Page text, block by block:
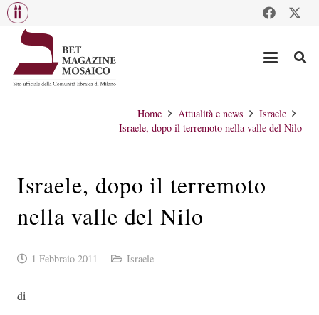
Home Attualità e news
Israele
Israele, dopo il terremoto nella valle del Nilo
Israele, dopo il terremoto
nella valle del Nilo
1 Febbraio 2011 Israele
di